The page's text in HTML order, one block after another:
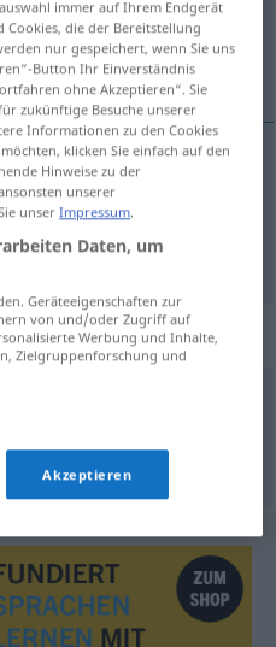
anklicken/antippen)
Stadt
immer auf Ihrem Endgerät
Cookies, die der Bereitstellung
nur gespeichert, wenn Sie uns
Button Ihr Einverständnis
ohne Akzeptieren“. Sie
zukünftige Besuche unserer
Informationen zu den Cookies
klicken Sie einfach auf den
Hinweise zu der
unserer
unserImpressum.
Daten, um
Geräteeigenschaften zur
von und/oder Zugriff auf
Werbung und Inhalte,
Zielgruppenforschung und
Akzeptieren